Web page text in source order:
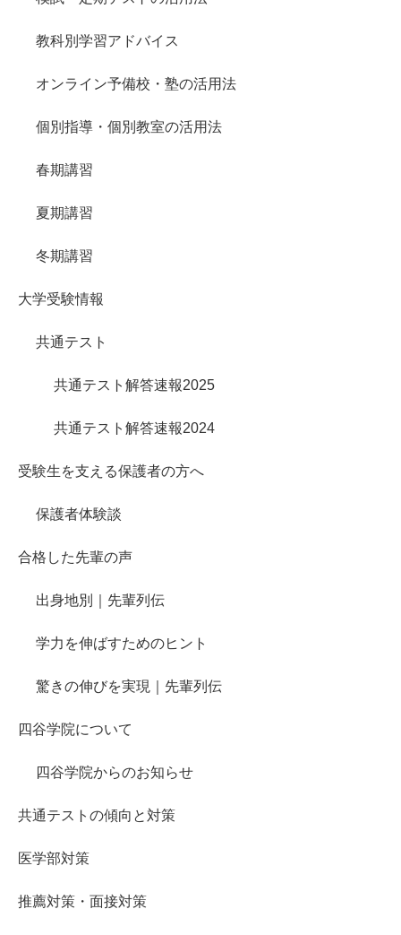
教科別学習アドバイス
オンライン予備校・塾の活用法
個別指導・個別教室の活用法
春期講習
夏期講習
冬期講習
大学受験情報
共通テスト
共通テスト解答速報2025
共通テスト解答速報2024
受験生を支える保護者の方へ
保護者体験談
合格した先輩の声
出身地別｜先輩列伝
学力を伸ばすためのヒント
驚きの伸びを実現｜先輩列伝
四谷学院について
四谷学院からのお知らせ
共通テストの傾向と対策
医学部対策
推薦対策・面接対策